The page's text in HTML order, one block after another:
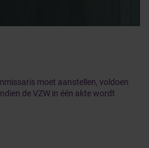
moet aanstellen, voldoen
de VZW in één akte wordt